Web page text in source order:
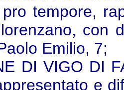
tempore,
con
Emilio, 7;
DI VIGO DI
e